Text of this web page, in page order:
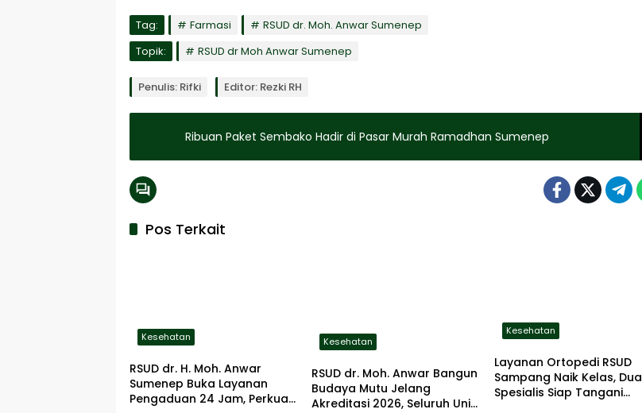
Tag: Farmasi
RSUD dr. Moh. Anwar Sumenep
Topik:
RSUD dr Moh Anwar Sumenep
Penulis: Rifki Editor: Rezki RH
Ribuan Paket Sembako Hadir di Pasar Murah Ramadhan Sumenep
Pos Terkait
Kesehatan
RSUD dr. H. Moh. Anwar
Sumenep Buka Layanan
Pengaduan 24 Jam, Perkuat
Kesehatan
RSUD dr. Moh. Anwar Bangun
Budaya Mutu Jelang
Akreditasi 2026, Seluruh Unit
Kesehatan
Layanan Ortopedi RSUD
Sampang Naik Kelas, Dua
Spesialis Siap Tangani